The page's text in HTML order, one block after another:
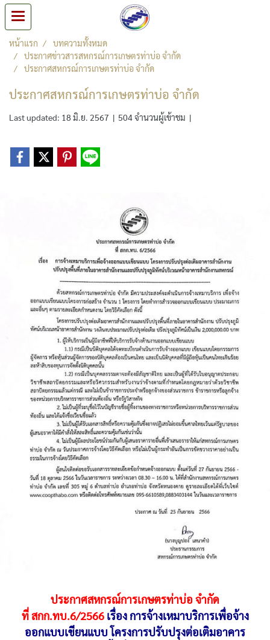
หน้าแรก
บทความทั้งหมด
ประกาศข่าวสารสหกรณ์การเกษตรท่าบ่อ จำกัด
ประกาศสหกรณ์การเกษตรท่าบ่อ จำกัด
ประกาศสหกรณ์การเกษตรท่าบ่อ จำกัด
Last updated: 18 มิ.ย. 2567 | 504 จำนวนผู้เข้าชม |
ประกาศสหกรณ์การเกษตรท่าบ่อ จำกัด
ที่ สกก.ทบ.6/2566เรื่อง การจ้างเหมาบริการเพื่อจ้าง
ออกแบบเขียนแบบ โครงการปรับปรุงต่อเติมอาคาร